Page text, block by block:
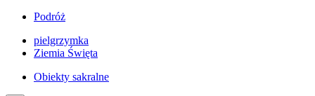
Podróż
pielgrzymka
Ziemia Święta
Obiekty sakralne